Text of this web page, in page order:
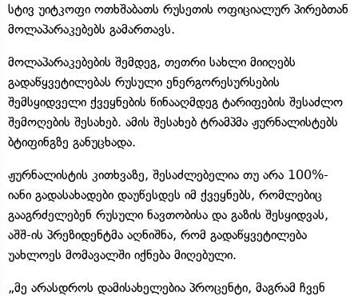
სტივ უიტკოფი ოთხშაბათს რუსეთის ოფიციალურ პირებთან
მოლაპარაკებებს გამართავს.
მოლაპარაკებების შემდეგ, თეთრი სახლი მიიღებს
გადაწყვეტილებას რუსული ენერგორესურსების
შემსყიდველი ქვეყნების წინააღმდეგ ტარიფების შესაძლო
შემოღების შესახებ. ამის შესახებ ტრამპმა ჟურნალისტებს
ბტიფინგზე განუცხადა.
ჟურნალისტის კითხვაზე, შესაძლებელია თუ არა 100%-
იანი გადასახადები დაუწესდეს იმ ქვეყნებს, რომლებიც
გააგრძელებენ რუსული ნავთობისა და გაზის შესყიდვას,
აშშ-ის პრეზიდენტმა აღნიშნა, რომ გადაწყვეტილება
უახლოეს მომავალში იქნება მიღებული.
„მე არასდროს დამისახელებია პროცენტი, მაგრამ ჩვენ